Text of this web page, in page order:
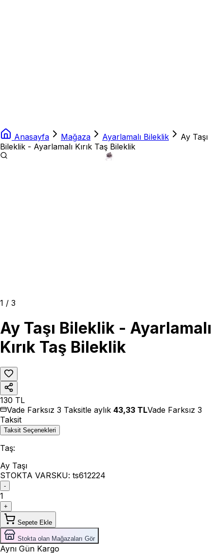
Anasayfa Mağaza Ayarlamalı Bileklik
Ay Taşı
Bileklik - Ayarlamalı Kırık Taş Bileklik
1 / 3
Ay Taşı Bileklik - Ayarlamalı
Kırık Taş Bileklik
130 TL
Vade Farksız 3 Taksitle aylık 43,33 TLVade Farksız 3
Taksit
Taksit Seçenekleri
Taş:
Ay Taşı
STOKTA VARSKU: ts612224
-
1
+
Sepete Ekle
Stokta olan Mağazaları Gör
Aynı Gün Kargo